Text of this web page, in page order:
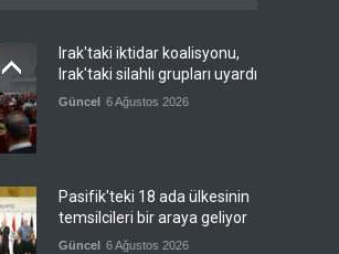
Irak'taki iktidar koalisyonu,
Irak'taki silahlı grupları uyardı
Güncel 6 Ağustos 2026
Pasifik'teki 18 ada ülkesinin
temsilcileri bir araya geliyor
Güncel 6 Ağustos 2026